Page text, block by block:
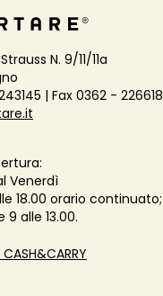
N. 9/11/11a
| Fax 0362 - 226618
Venerdì
18.00 orario continuato;
alle 13.00.